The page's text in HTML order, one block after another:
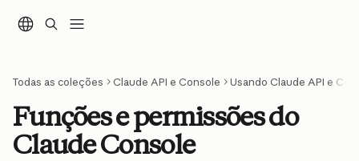
Todas as coleções Claude API e Console Usando Claude API e
Funções e permissões do
Claude Console